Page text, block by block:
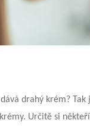
drahý krém?
Určitě si